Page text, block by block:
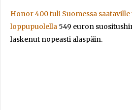
Honor 400 tuli Suomessa
loppupuolella 549 euron
laskenut nopeasti alaspäin.